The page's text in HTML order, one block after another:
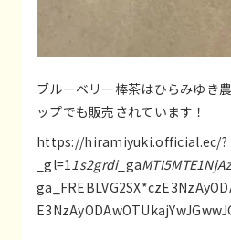
ブルーベリー棒茶はひらみゆき
ップでも販売されています！
https://hiramiyuki.official.ec/?
_gl=1 1s2grdi_ga